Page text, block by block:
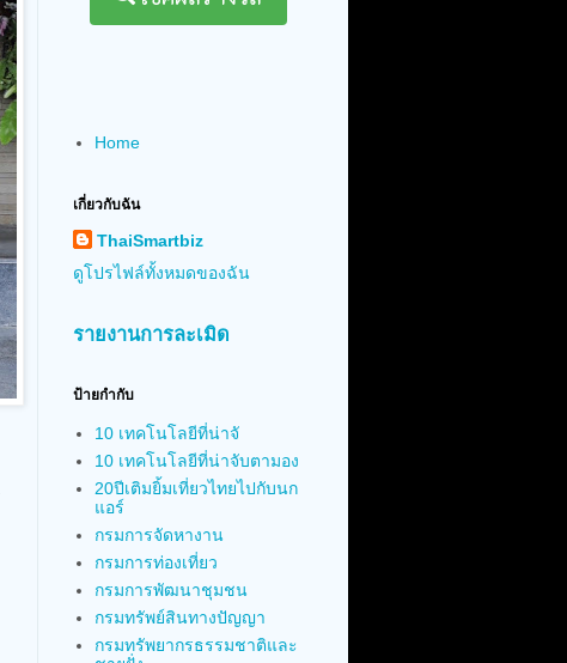
Home
เกี่ยวกับฉัน
ThaiSmartbiz
ดูโปรไฟล์ทั้งหมดของฉัน
รายงานการละเมิด
ป้ายกำกับ
10 เทคโนโลยีที่น่าจั
10 เทคโนโลยีที่น่าจับตามอง
20ปีเติมยิ้มเที่ยวไทยไปกับนก
แอร์
กรมการจัดหางาน
กรมการท่องเที่ยว
กรมการพัฒนาชุมชน
กรมทรัพย์สินทางปัญญา
กรมทรัพยากรธรรมชาติและ